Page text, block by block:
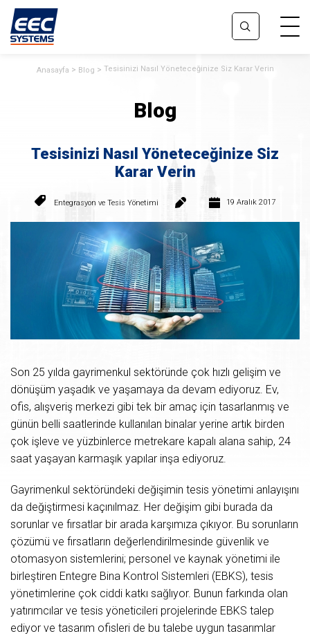
Anasayfa Blog Tesisinizi Nasıl Yöneteceğinize Siz Karar Verin
Blog
Tesisinizi Nasıl Yöneteceğinize Siz
Karar Verin
Entegrasyon ve Tesis Yönetimi 19 Aralık 2017
Son 25 yılda gayrimenkul sektöründe çok hızlı gelişim ve
dönüşüm yaşadık ve yaşamaya da devam ediyoruz. Ev,
ofis, alışveriş merkezi gibi tek bir amaç için tasarlanmış ve
günün belli saatlerinde kullanılan binalar yerine artık birden
çok işleve ve yüzbinlerce metrekare kapalı alana sahip, 24
saat yaşayan karmaşık yapılar inşa ediyoruz.
Gayrimenkul sektöründeki değişimin tesis yönetimi anlayışını
da değiştirmesi kaçınılmaz. Her değişim gibi burada da
sorunlar ve fırsatlar bir arada karşımıza çıkıyor. Bu sorunların
çözümü ve fırsatların değerlendirilmesinde güvenlik ve
otomasyon sistemlerini; personel ve kaynak yönetimi ile
birleştiren Entegre Bina Kontrol Sistemleri (EBKS), tesis
yönetimlerine çok ciddi katkı sağlıyor. Bunun farkında olan
yatırımcılar ve tesis yöneticileri projelerinde EBKS talep
ediyor ve tasarım ofisleri de bu talebe uygun tasarımlar